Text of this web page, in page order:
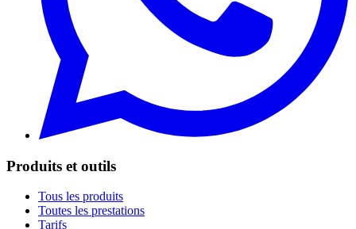
Produits et outils
Tous les produits
Toutes les prestations
Tarifs